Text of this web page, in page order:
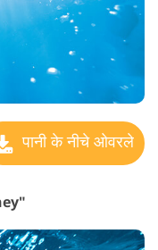
पानी के नीचे ओवरले